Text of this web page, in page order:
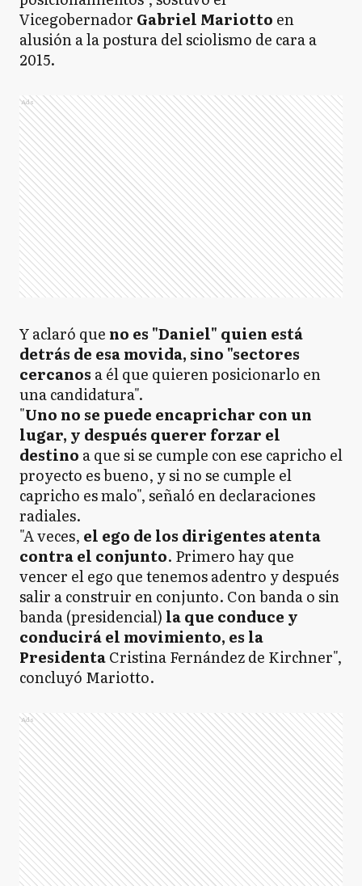
Vicegobernador Gabriel Mariotto en
alusión a la postura del sciolismo de cara a
2015.
Ads
Y aclaró que no es "Daniel" quien está
detrás de esa movida, sino "sectores
cercanos a él que quieren posicionarlo en
una candidatura".
"Uno no se puede encaprichar con un
lugar, y después querer forzar el
destino a que si se cumple con ese capricho el
proyecto es bueno, y si no se cumple el
capricho es malo", señaló en declaraciones
radiales.
"A veces, el ego de los dirigentes atenta
contra el conjunto. Primero hay que
vencer el ego que tenemos adentro y después
salir a construir en conjunto. Con banda o sin
banda (presidencial) la que conduce y
conducirá el movimiento, es la
PresidentaCristina Fernández de Kirchner",
concluyó Mariotto.
Ads